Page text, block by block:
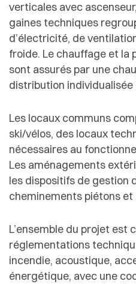
verticales avec
gaines techniques
d’électricité, de
froide. Le chauffage et la
sont assurés par une
distribution
Les locaux communs
ski/vélos, des locaux
nécessaires au
Les aménagements
les dispositifs de gestion
cheminements piétons et
L’ensemble du projet est
réglementations
incendie, acoustique,
énergétique, avec une